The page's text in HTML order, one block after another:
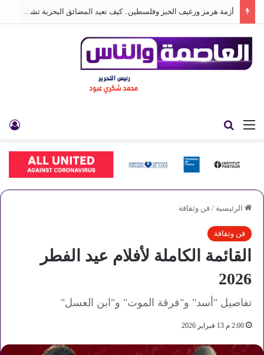
أزمة هرمز ورغيف الخبز وفلسطين.. كيف تعيد المضائق البحرية تشكيل العالم
القائمة
الرئيسية / فن وثقافة
فن وثقافة
القائمة الكاملة لأفلام عيد الفطر
2026
تفاصيل "أسد" و"فرقة الموت" و"ابن العسل"
2:00 م 13 فبراير 2026